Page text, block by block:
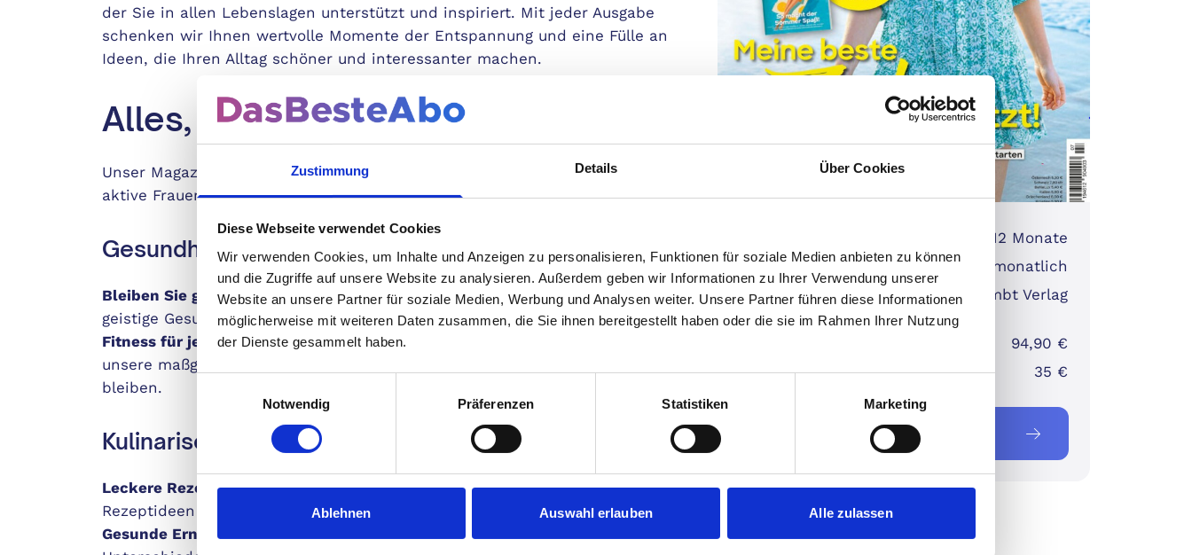
Zustimmung Details Über Cookies
Diese Webseite verwendet Cookies
Wir verwenden Cookies, um Inhalte und Anzeigen zu personalisieren, Funktionen für soziale Medien anbieten zu können
und die Zugriffe auf unsere Website zu analysieren. Außerdem geben wir Informationen zu Ihrer Verwendung unserer
Website an unsere Partner für soziale Medien, Werbung und Analysen weiter. Unsere Partner führen diese Informationen
möglicherweise mit weiteren Daten zusammen, die Sie ihnen bereitgestellt haben oder die sie im Rahmen Ihrer Nutzung
der Dienste gesammelt haben.
Notwendig
Präferenzen Statistiken Marketing
Ablehnen Auswahl erlauben Alle zulassen
der Sie in allen Lebenslagen unterstützt und inspiriert. Mit jeder Ausgabe
schenken wir Ihnen wertvolle Momente der Entspannung und eine Fülle an
Ideen, die Ihren Alltag schöner und interessanter machen.
Alles, was das Herz begehrt
Unser Magazin deckt ein breites Spektrum an Themen ab, die für moderne,
aktive Frauen von Bedeutung sind:
Gesundheit und Fitness
Bleiben Sie gesund:Entdecken Sie die besten Tipps für Ihre körperliche und
geistige Gesundheit.
Fitness für jedes Alter:Egal, ob Sie Anfänger oder erfahrene Sportlerin sind,
unsere maßgeschneiderten Fitnessprogramme helfen Ihnen, fit und vital zu
bleiben.
Kulinarische Genüsse
Leckere Rezepte:Lassen Sie sich von unseren kreativen, unkomplizierten
Rezeptideen inspirieren.
Gesunde Ernährung:
Erfahren Sie, wie Sie mit kleinen Änderungen große
12 Monate
Erscheint:
monatlich
Herausgeber:
Klambt Verlag
94,90 €
Prämie (Best Choice):
35 €
Jetzt zuschlagen